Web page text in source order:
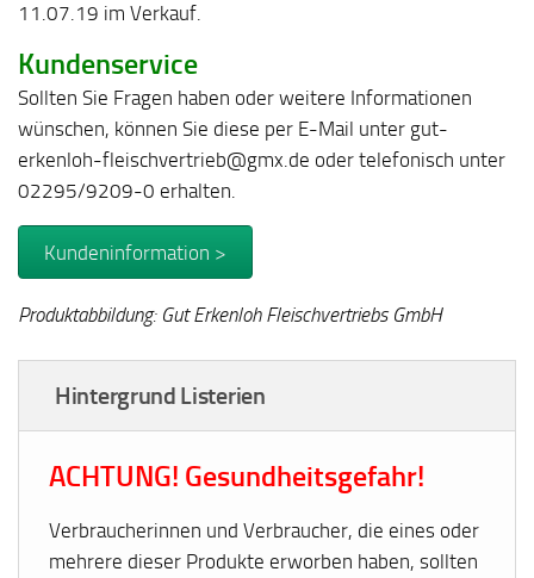
11.07.19 im Verkauf.
Kundenservice
Sollten Sie Fragen haben oder weitere Informationen
wünschen, können Sie diese per E-Mail unter gut-
erkenloh-fleischvertrieb@gmx.de oder telefonisch unter
02295/9209-0 erhalten.
Kundeninformation >
Produktabbildung: Gut Erkenloh Fleischvertriebs GmbH
Hintergrund Listerien
ACHTUNG! Gesundheitsgefahr!
Verbraucherinnen und Verbraucher, die eines oder
mehrere dieser Produkte erworben haben, sollten